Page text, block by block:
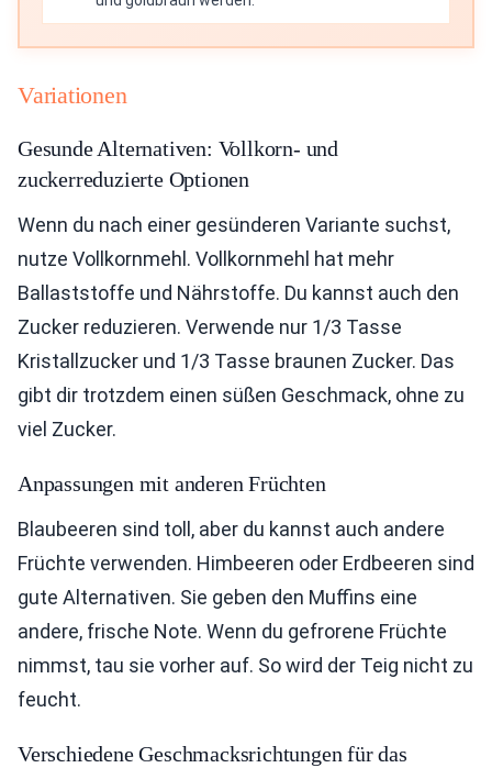
Variationen
Gesunde Alternativen: Vollkorn- und
zuckerreduzierte Optionen
Wenn du nach einer gesünderen Variante suchst,
nutze Vollkornmehl. Vollkornmehl hat mehr
Ballaststoffe und Nährstoffe. Du kannst auch den
Zucker reduzieren. Verwende nur 1/3 Tasse
Kristallzucker und 1/3 Tasse braunen Zucker. Das
gibt dir trotzdem einen süßen Geschmack, ohne zu
viel Zucker.
Anpassungen mit anderen Früchten
Blaubeeren sind toll, aber du kannst auch andere
Früchte verwenden. Himbeeren oder Erdbeeren sind
gute Alternativen. Sie geben den Muffins eine
andere, frische Note. Wenn du gefrorene Früchte
nimmst, tau sie vorher auf. So wird der Teig nicht zu
feucht.
Verschiedene Geschmacksrichtungen für das